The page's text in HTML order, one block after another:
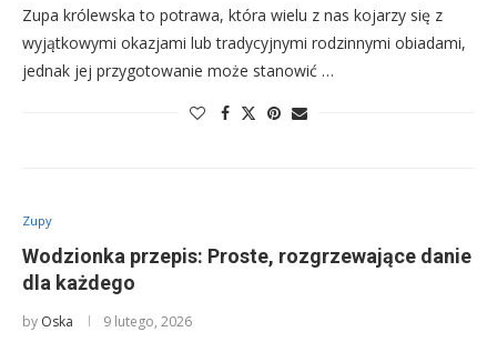
Zupa królewska to potrawa, która wielu z nas kojarzy się z
wyjątkowymi okazjami lub tradycyjnymi rodzinnymi obiadami,
jednak jej przygotowanie może stanowić …
Zupy
Wodzionka przepis: Proste, rozgrzewające danie
dla każdego
by Oska 9 lutego, 2026